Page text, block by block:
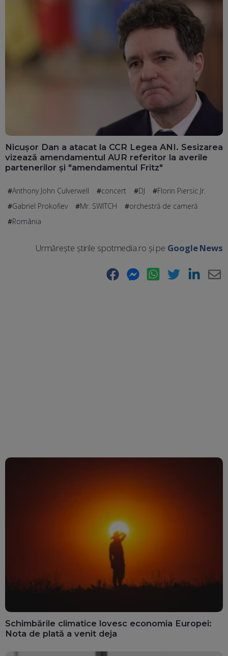
Nicușor Dan a atacat la CCR Legea ANI. Sesizarea
vizează amendamentul AUR referitor la averile
partenerilor și "amendamentul Fritz"
Anthony John Culverwell concert DJ
Florin Piersic Jr.
Gabriel Prokofiev
Mr. SWITCH
orchestră de cameră
România
Urmărește știrile spotmedia.ro și pe Google News
Facebook Messenger WhatsApp Twitter LinkedIn
Schimbările climatice lovesc economia Europei:
Nota de plată a venit deja